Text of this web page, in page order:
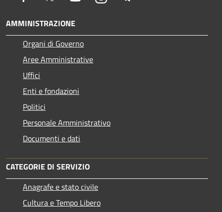
AMMINISTRAZIONE
Organi di Governo
Aree Amministrative
Uffici
Enti e fondazioni
Politici
Personale Amministrativo
Documenti e dati
CATEGORIE DI SERVIZIO
Anagrafe e stato civile
Cultura e Tempo Libero